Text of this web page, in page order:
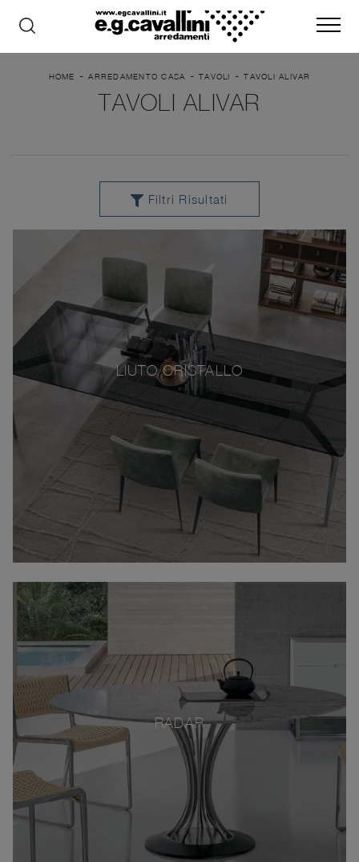
HOME -ARREDAMENTO CASA - TAVOLI -TAVOLI ALIVAR
TAVOLI ALIVAR
Filtri Risultati
LIUTO CRISTALLO
RADAR